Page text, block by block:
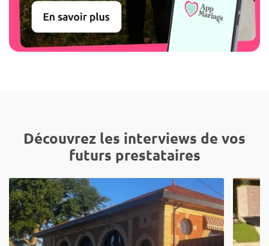
Découvrez les interviews de vos
futurs prestataires